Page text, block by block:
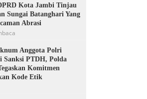
Kota Jambi Tinjau
Sungai Batanghari Yang
Abrasi
Anggota Polri
Sanksi PTDH, Polda
Komitmen
Kode Etik